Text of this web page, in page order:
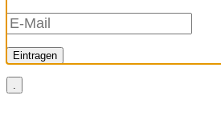
Eintragen
.